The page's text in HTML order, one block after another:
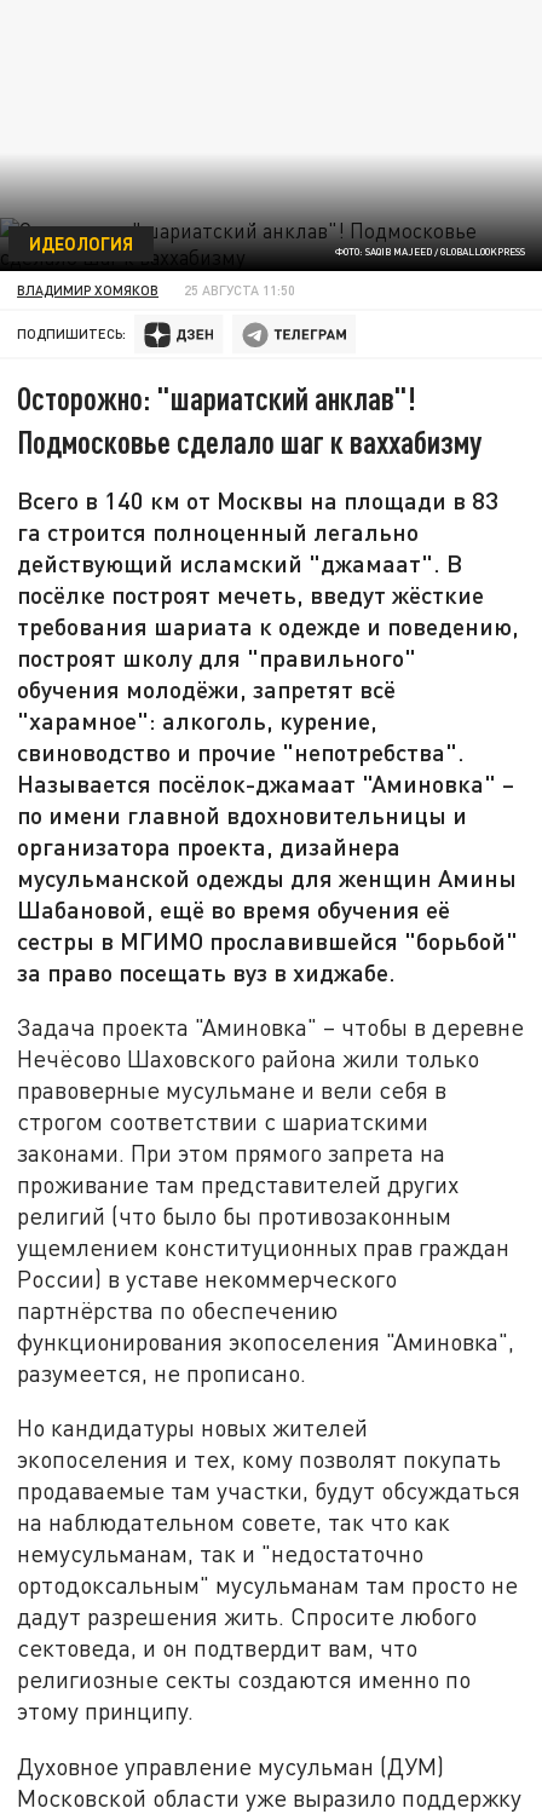
ФОТО: SAQIB MAJEED / GLOBALLOOKPRESS
ИДЕОЛОГИЯ
ВЛАДИМИР ХОМЯКОВ 25 АВГУСТА 11:50
ПОДПИШИТЕСЬ:
Осторожно: "шариатский анклав"!
Подмосковье сделало шаг к ваххабизму
Всего в 140 км от Москвы на площади в 83
га строится полноценный легально
действующий исламский "джамаат". В
посёлке построят мечеть, введут жёсткие
требования шариата к одежде и поведению,
построят школу для "правильного"
обучения молодёжи, запретят всё
"харамное": алкоголь, курение,
свиноводство и прочие "непотребства".
Называется посёлок-джамаат "Аминовка" –
по имени главной вдохновительницы и
организатора проекта, дизайнера
мусульманской одежды для женщин Амины
Шабановой, ещё во время обучения её
сестры в МГИМО прославившейся "борьбой"
за право посещать вуз в хиджабе.
Задача проекта "Аминовка" – чтобы в деревне
Нечёсово Шаховского района жили только
правоверные мусульмане и вели себя в
строгом соответствии с шариатскими
законами. При этом прямого запрета на
проживание там представителей других
религий (что было бы противозаконным
ущемлением конституционных прав граждан
России) в уставе некоммерческого
партнёрства по обеспечению
функционирования экопоселения "Аминовка",
разумеется, не прописано.
Но кандидатуры новых жителей
экопоселения и тех, кому позволят покупать
продаваемые там участки, будут обсуждаться
на наблюдательном совете, так что как
немусульманам, так и "недостаточно
ортодоксальным" мусульманам там просто не
дадут разрешения жить. Спросите любого
сектоведа, и он подтвердит вам, что
религиозные секты создаются именно по
этому принципу.
Духовное управление мусульман (ДУМ)
Московской области уже выразило поддержку